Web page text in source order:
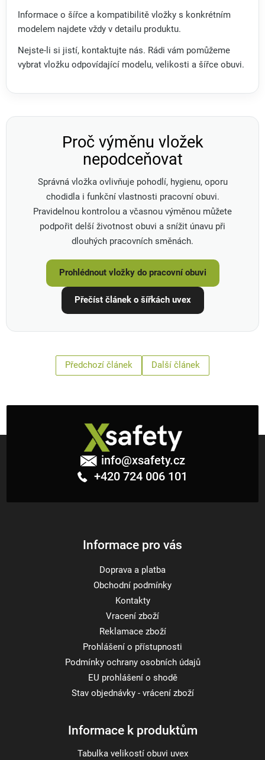
Informace o šířce a kompatibilitě vložky s konkrétním
modelem najdete vždy v detailu produktu.
Nejste-li si jistí, kontaktujte nás. Rádi vám pomůžeme
vybrat vložku odpovídající modelu, velikosti a šířce obuvi.
Proč výměnu vložek
nepodceňovat
Správná vložka ovlivňuje pohodlí, hygienu, oporu
chodidla i funkční vlastnosti pracovní obuvi.
Pravidelnou kontrolou a včasnou výměnou můžete
podpořit delší životnost obuvi a snížit únavu při
dlouhých pracovních směnách.
Prohlédnout vložky do pracovní obuvi
Přečíst článek o šířkách uvex
Předchozí článek Další článek
info@xsafety.cz
+420 724 006 101
Informace pro vás
Doprava a platba
Obchodní podmínky
Kontakty
Vracení zboží
Reklamace zboží
Prohlášení o přístupnosti
Podmínky ochrany osobních údajů
EU prohlášení o shodě
Stav objednávky - vrácení zboží
Informace k produktům
Tabulka velikostí obuvi uvex